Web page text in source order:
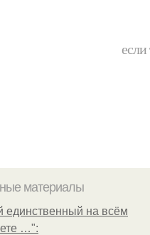
материалы
единственный на всём
…":